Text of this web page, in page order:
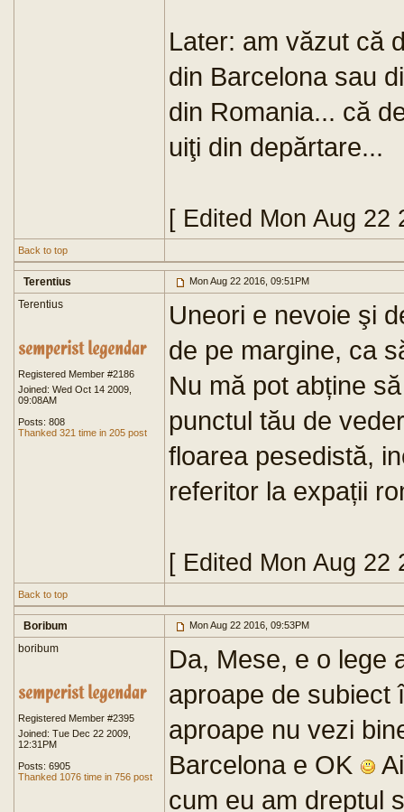
Later: am văzut că
din Barcelona sau
din Romania... că
uiţi din depărtare...
[ Edited Mon Aug 22
Back to top
Terentius Mon Aug 22 2016, 09:51PM
Terentius
Registered Member #2186
Joined: Wed Oct 14 2009,
09:08AM
Posts: 808
Thanked 321 time in 205 post
Uneori e nevoie şi
de pe margine, ca
Nu mă pot abține
punctul tău de
floarea pesedistă,
referitor la expații
[ Edited Mon Aug 22
Back to top
Boribum Mon Aug 22 2016, 09:53PM
boribum
Registered Member #2395
Joined: Tue Dec 22 2009,
12:31PM
Posts: 6905
Thanked 1076 time in 756 post
Da, Mese, e o lege
aproape de subiect
aproape nu vezi
Barcelona e OK
cum eu am dreptul